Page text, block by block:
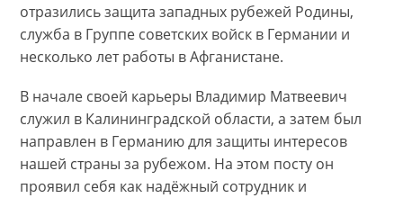
отразились защита западных рубежей Родины,
служба в Группе советских войск в Германии и
несколько лет работы в Афганистане.
В начале своей карьеры Владимир Матвеевич
служил в Калининградской области, а затем был
направлен в Германию для защиты интересов
нашей страны за рубежом. На этом посту он
проявил себя как надёжный сотрудник и